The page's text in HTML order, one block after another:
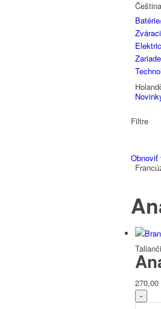
Čeština
Filtre
Obnoviť
270,00